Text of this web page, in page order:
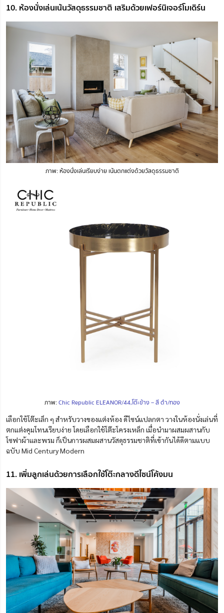
10. ห้องนั่งเล่นเน้นวัสดุธรรมชาติ เสริมด้วยเฟอร์นิเจอร์โมเดิร์น
ภาพ: ห้องนั่งเล่นเรียบง่าย เน้นตกแต่งด้วยวัสดุธรรมชาติ
ภาพ:Chic Republic ELEANOR/44,โต๊ะข้าง – สี ดำ/ทอง
เลือกใช้โต๊ะเล็ก ๆ สำหรับวางของแต่งห้อง ดีไซน์แปลกตา วางในห้องนั่งเล่นที่
ตกแต่งคุมโทนเรียบง่าย โดยเลือกใช้โต๊ะโครงเหล็ก เมื่อนำมาผสมผสานกับ
โซฟาผ้าและพรม ก็เป็นการผสมผสานวัสดุธรรมชาติที่เข้ากันได้ดีตามแบบ
ฉบับ Mid Century Modern
11. เพิ่มลูกเล่นด้วยการเลือกใช้โต๊ะกลางดีไซน์โค้งมน